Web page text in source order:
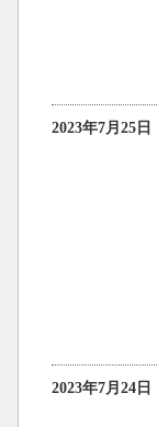
2023年7月25日
2023年7月24日